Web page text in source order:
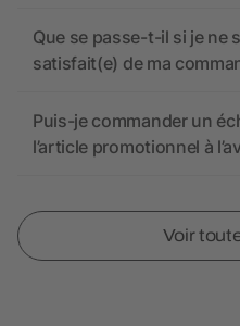
Que se passe-t-il si je ne
satisfait(e) de ma
Puis-je commander un
l’article promotionnel à
Voir